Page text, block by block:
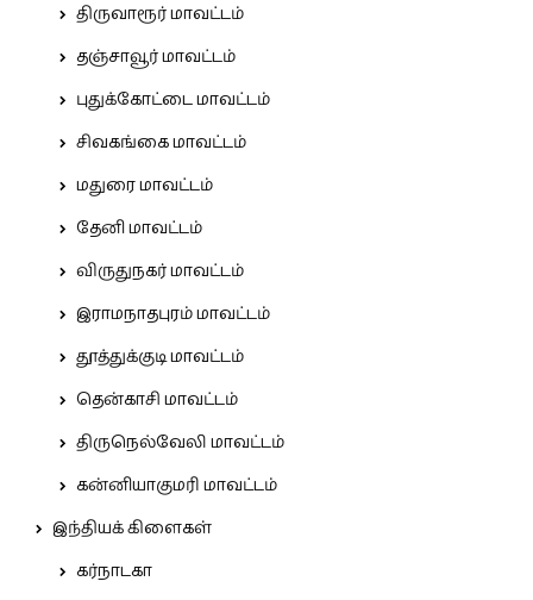
திருவாரூர் மாவட்டம்
தஞ்சாவூர் மாவட்டம்
புதுக்கோட்டை மாவட்டம்
சிவகங்கை மாவட்டம்
மதுரை மாவட்டம்
தேனி மாவட்டம்
விருதுநகர் மாவட்டம்
இராமநாதபுரம் மாவட்டம்
தூத்துக்குடி மாவட்டம்
தென்காசி மாவட்டம்
திருநெல்வேலி மாவட்டம்
கன்னியாகுமரி மாவட்டம்
இந்தியக் கிளைகள்
கர்நாடகா